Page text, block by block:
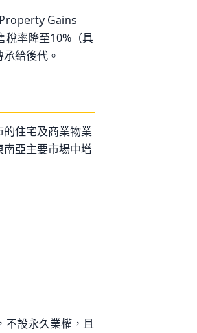
Gains
稅率降至10%（具
給後代。
住宅及商業物業
亞主要市場中增
不設永久業權，且